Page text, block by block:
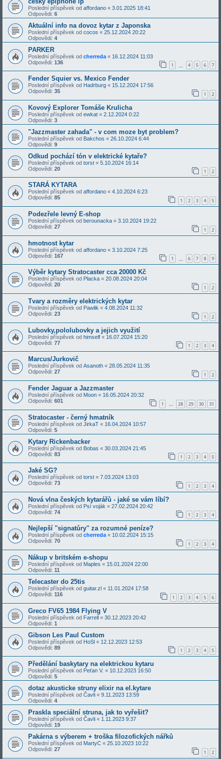
Poslední příspěvek od affordano « 3.01.2025 18:41
Odpovědi: 6
Aktuální info na dovoz kytar z Japonska
Poslední příspěvek od cocos « 25.12.2024 20:22
Odpovědi: 4
PARKER
Poslední příspěvek od cherreda « 16.12.2024 11:03
Odpovědi: 136 1 4 5 6 7
Fender Squier vs. Mexico Fender
Poslední příspěvek od Hadrburg « 15.12.2024 17:56
Odpovědi: 35 1 2
Kovový Explorer Tomáše Krulicha
Poslední příspěvek od ewkat « 2.12.2024 0:22
Odpovědi: 3
"Jazzmaster zahada" - v com moze byt problem?
Poslední příspěvek od Bakchos « 26.10.2024 6:44
Odpovědi: 9
Odkud pochází tón v elektrické kytaře?
Poslední příspěvek od torst « 5.10.2024 16:14
Odpovědi: 20 1 2
STARÁ KYTARA
Poslední příspěvek od affordano « 4.10.2024 6:23
Odpovědi: 85 1 2 3 4 5
Podezřele levný E-shop
Poslední příspěvek od berounacka « 3.10.2024 19:22
Odpovědi: 27 1 2
hmotnost kytar
Poslední příspěvek od affordano « 3.10.2024 7:25
Odpovědi: 167 1 6 7 8 9
Výběr kytary Stratocaster cca 20000 Kč
Poslední příspěvek od Placka « 20.08.2024 20:04
Odpovědi: 20 1 2
Tvary a rozměry elektrických kytar
Poslední příspěvek od Pawlik « 4.08.2024 11:32
Odpovědi: 23 1 2
Lubovky,pololubovky a jejich využití
Poslední příspěvek od himself « 16.07.2024 15:20
Odpovědi: 77 1 2 3 4
Marcus/Jurkovič
Poslední příspěvek od Asanoth « 28.05.2024 11:35
Odpovědi: 27 1 2
Fender Jaguar a Jazzmaster
Poslední příspěvek od Moon « 16.05.2024 20:32
Odpovědi: 601 1 … 28 29 30 31
Stratocaster - černý hmatník
Poslední příspěvek od JirkaT « 16.04.2024 10:57
Odpovědi: 5
Kytary Rickenbacker
Poslední příspěvek od Bobas « 30.03.2024 21:45
Odpovědi: 83 1 2 3 4 5
Jaké SG?
Poslední příspěvek od torst « 7.03.2024 13:03
Odpovědi: 73 1 2 3 4
Nová vlna českých kytarářů - jaké se vám líbí?
Poslední příspěvek od Psí voják « 27.02.2024 20:42
Odpovědi: 74 1 2 3 4
Nejlepší ''signatůry'' za rozumné peníze?
Poslední příspěvek od cherreda« 10.02.2024 15:15
Odpovědi: 70 1 2 3 4
Nákup v britském e-shopu
Poslední příspěvek od Maples « 15.01.2024 22:00
Odpovědi: 11
Telecaster do 25tis
Poslední příspěvek od guitar.zl « 11.01.2024 17:58
Odpovědi: 116 1 2 3 4 5 6
Greco FV65 1984 Flying V
Poslední příspěvek od Farrell « 30.12.2023 20:42
Odpovědi: 1
Gibson Les Paul Custom
Poslední příspěvek od HoSl « 12.12.2023 12:53
Odpovědi: 89 1 2 3 4 5
Předělání baskytary na elektrickou kytaru
Poslední příspěvek od Peťan V. « 10.12.2023 16:50
Odpovědi: 5
dotaz akusticke struny elixir na el.kytare
Poslední příspěvek od Čavli « 9.11.2023 13:59
Odpovědi: 4
Praskla speciální struna, jak to vyřešit?
Poslední příspěvek od Čavli « 1.11.2023 9:37
Odpovědi: 19
Pakárna s výberem + troška filozofických nářků
Poslední příspěvek od MartyC « 25.10.2023 10:22
Odpovědi: 27 1 2